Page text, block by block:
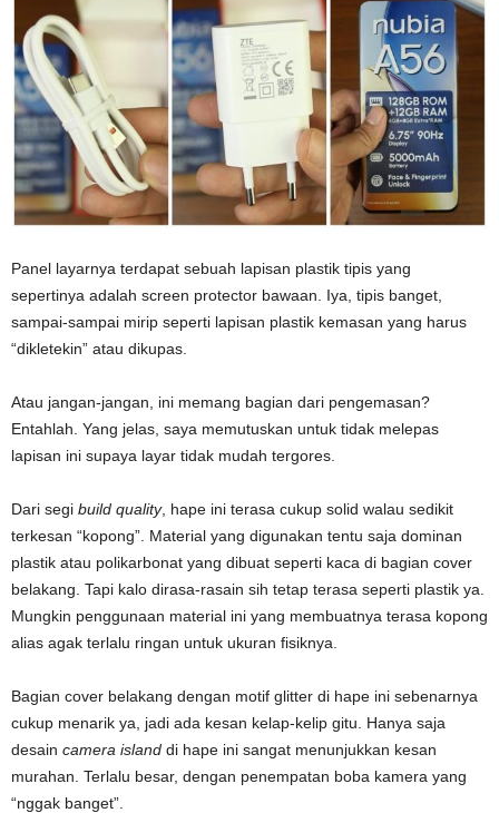
Panel layarnya terdapat sebuah lapisan plastik tipis yang
sepertinya adalah screen protector bawaan. Iya, tipis banget,
sampai-sampai mirip seperti lapisan plastik kemasan yang harus
“dikletekin” atau dikupas.
Atau jangan-jangan, ini memang bagian dari pengemasan?
Entahlah. Yang jelas, saya memutuskan untuk tidak melepas
lapisan ini supaya layar tidak mudah tergores.
Dari segi build quality, hape ini terasa cukup solid walau sedikit
terkesan “kopong”. Material yang digunakan tentu saja dominan
plastik atau polikarbonat yang dibuat seperti kaca di bagian cover
belakang. Tapi kalo dirasa-rasain sih tetap terasa seperti plastik ya.
Mungkin penggunaan material ini yang membuatnya terasa kopong
alias agak terlalu ringan untuk ukuran fisiknya.
Bagian cover belakang dengan motif glitter di hape ini sebenarnya
cukup menarik ya, jadi ada kesan kelap-kelip gitu. Hanya saja
desain camera island di hape ini sangat menunjukkan kesan
murahan. Terlalu besar, dengan penempatan boba kamera yang
“nggak banget”.